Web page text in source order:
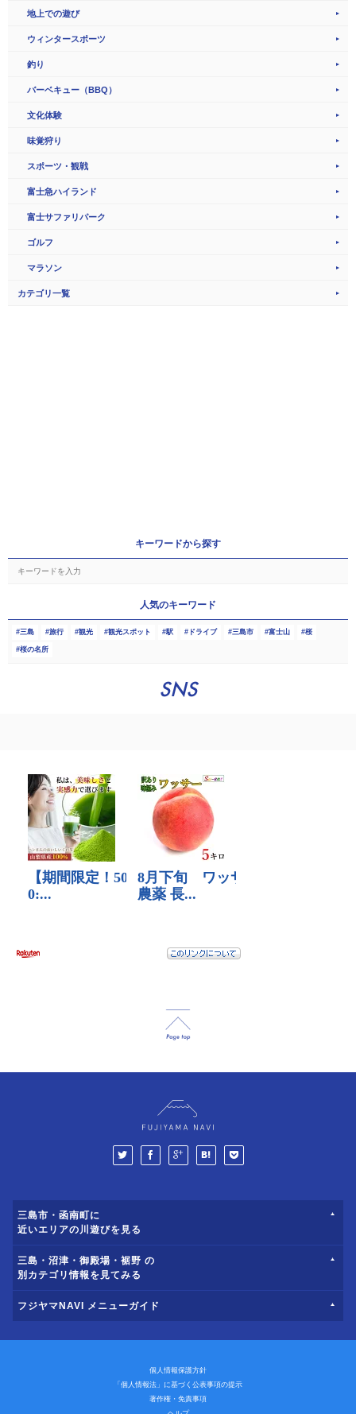
地上での遊び
ウィンタースポーツ
釣り
バーベキュー（BBQ）
文化体験
味覚狩り
スポーツ・観戦
富士急ハイランド
富士サファリパーク
ゴルフ
マラソン
カテゴリ一覧
キーワードから探す
人気のキーワード
三島 旅行 観光 観光スポット 駅 ドライブ 三島市 富士山 桜
桜の名所
SNS
三島市・函南町に
近いエリアの川遊びを見る
三島・沼津・御殿場・裾野 の
別カテゴリ情報を見てみる
フジヤマNAVI メニューガイド
個人情報保護方針
「個人情報法」に基づく公表事項の提示
著作権・免責事項